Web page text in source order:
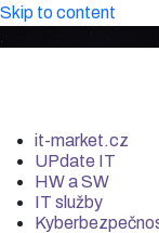
Skip to content
it-market.cz
UPdate IT
HW a SW
IT služby